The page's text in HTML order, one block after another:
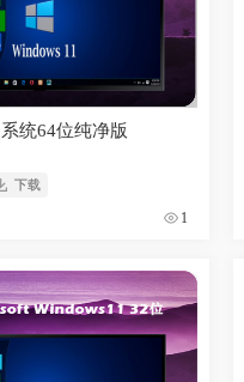
统64位纯净版
下载
1